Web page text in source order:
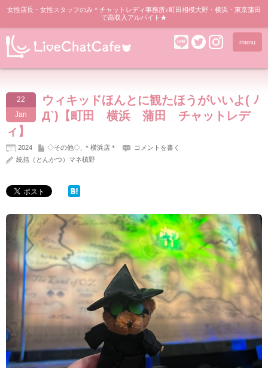
女性店長・女性スタッフのみ＊チャットレディ事務所♪町田相模大野・横浜・東京蒲田
で高収入アルバイト★
menu
22
Jan
ウィキッドほんとに観たほうがいいよ( ﾉ
Д`)【町田 横浜 蒲田 チャットレデ
ィ】
2024 ◇その他◇ ＊横浜店＊
コメントを書く
統括（とんかつ）マネ槙野